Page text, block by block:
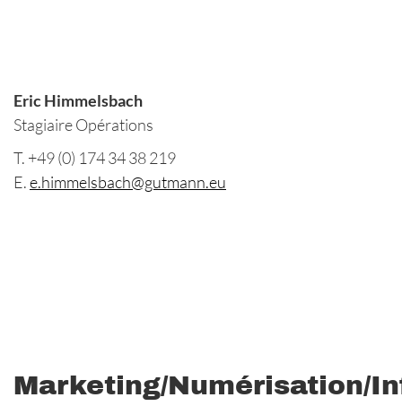
Eric Himmelsbach
Stagiaire Opérations
T. +49 (0) 174 34 38 219
E.e.himmelsbach@gutmann.eu
Marketing/Numérisation/